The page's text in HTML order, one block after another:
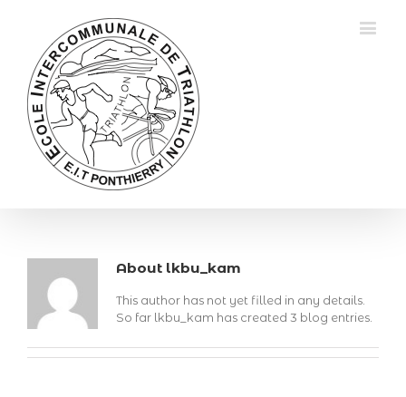
About lkbu_kam
This author has not yet filled in any details.
So far lkbu_kam has created 3 blog entries.